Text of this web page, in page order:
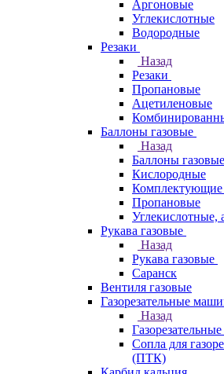
Аргоновые
Углекислотные
Водородные
Резаки
Назад
Резаки
Пропановые
Ацетиленовые
Баллоны газовые
Назад
Баллоны газовые
Кислородные
Комплектующие
Пропановые
Углекислотные,
Рукава газовые
Назад
Рукава газовые
Саранск
Вентиля газовые
Газорезательные
Назад
Сопла для
(ПТК)